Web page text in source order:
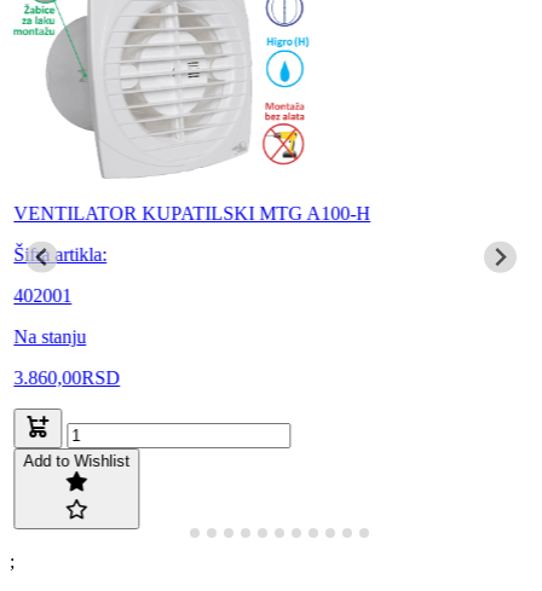
VENTILATOR KUPATILSKI MTG A100-H
Šifra artikla:
402001
Na stanju
3.860,00RSD
Add to Wishlist
;